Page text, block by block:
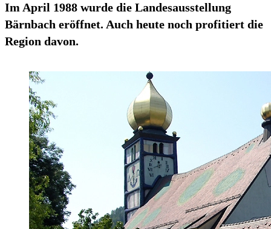
Im April 1988 wurde die Landesausstellung
Bärnbach eröffnet. Auch heute noch profitiert die
Region davon.